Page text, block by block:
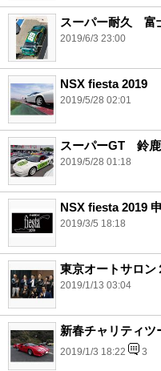
スーパー耐久 富
2019/6/3 23:00
NSX fiesta 2019
2019/5/28 02:01
スーパーGT 鈴
2019/5/28 01:18
NSX fiesta 2019
2019/3/5 18:18
東京オートサロン
2019/1/13 03:04
新春チャリティ
2019/1/3 18:22 3